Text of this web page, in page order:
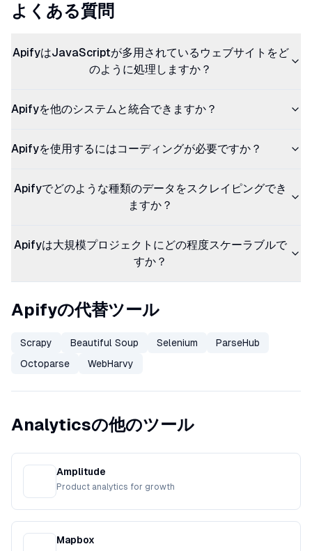
よくある質問
ApifyはJavaScriptが多用されているウェブサイトをど
のように処理しますか？
Apifyを他のシステムと統合できますか？
Apifyを使用するにはコーディングが必要ですか？
Apifyでどのような種類のデータをスクレイピングでき
ますか？
Apifyは大規模プロジェクトにどの程度スケーラブルで
すか？
Apifyの代替ツール
Scrapy Beautiful Soup Selenium
ParseHub
Octoparse
WebHarvy
Analyticsの他のツール
Amplitude
Product analytics for growth
Mapbox